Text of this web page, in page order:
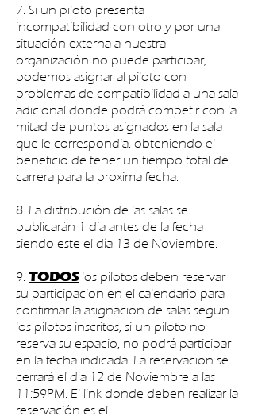
7. Si un piloto presenta
incompatibilidad con otro y por una
situación externa a nuestra
organización no puede participar,
podemos asignar al piloto con
problemas de compatibilidad a una sala
adicional donde podrá competir con la
mitad de puntos asignados en la sala
que le correspondia, obteniendo el
beneficio de tener un tiempo total de
carrera para la proxima fecha.
8. La distribución de las salas se
publicarán 1 dia antes de la fecha
siendo este el día 13 de Noviembre.
9. TODOS los pilotos deben reservar
su participacion en el calendario para
confirmar la asignación de salas segun
los pilotos inscritos, si un piloto no
reserva su espacio, no podrá participar
en la fecha indicada. La reservacion se
cerrará el día 12 de Noviembre a las
11:59PM. El link donde deben realizar la
reservación es el